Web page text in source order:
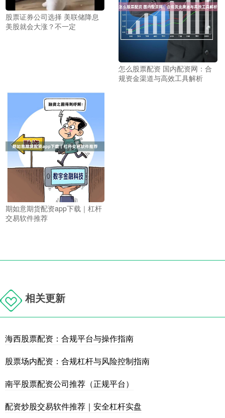
股票证券公司选择 美联储降息
美股就会大涨？不一定
怎么股票配资 国内配资网：合
规资金渠道与高效工具解析
期如意期货配资app下载｜杠杆
交易软件推荐
相关更新
海西股票配资：合规平台与操作指南
股票场内配资：合规杠杆与风险控制指南
南平股票配资公司推荐（正规平台）
配资炒股交易软件推荐｜安全杠杆实盘